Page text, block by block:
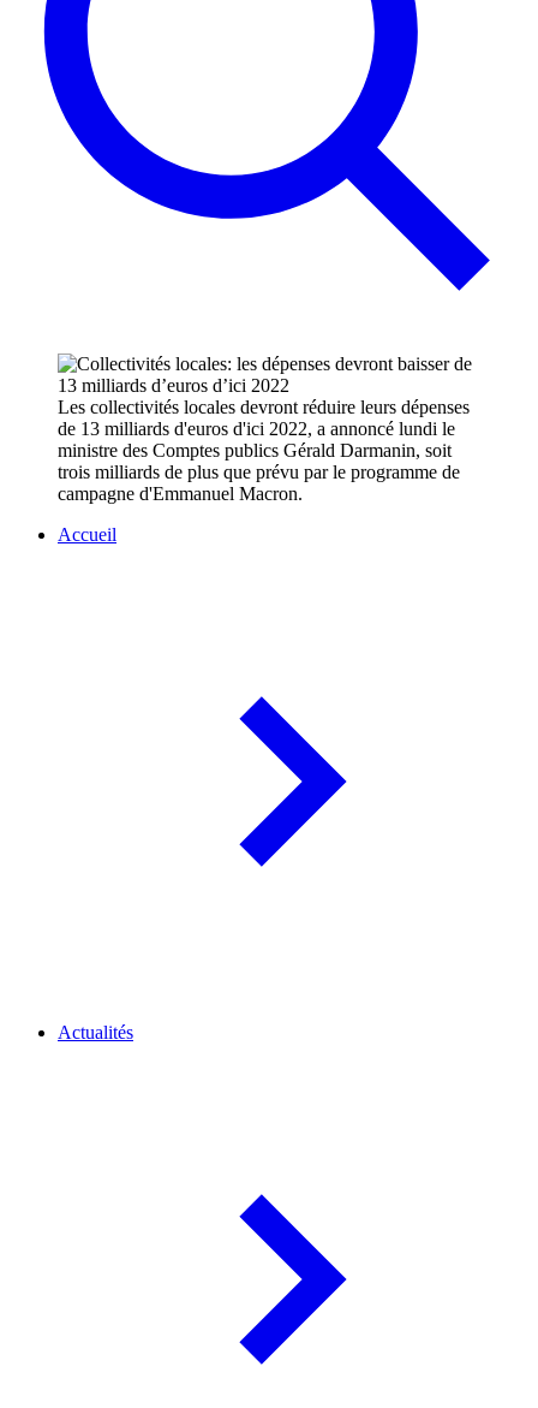
Les collectivités locales devront réduire leurs dépenses
de 13 milliards d'euros d'ici 2022, a annoncé lundi le
ministre des Comptes publics Gérald Darmanin, soit
trois milliards de plus que prévu par le programme de
campagne d'Emmanuel Macron.
Accueil
Actualités